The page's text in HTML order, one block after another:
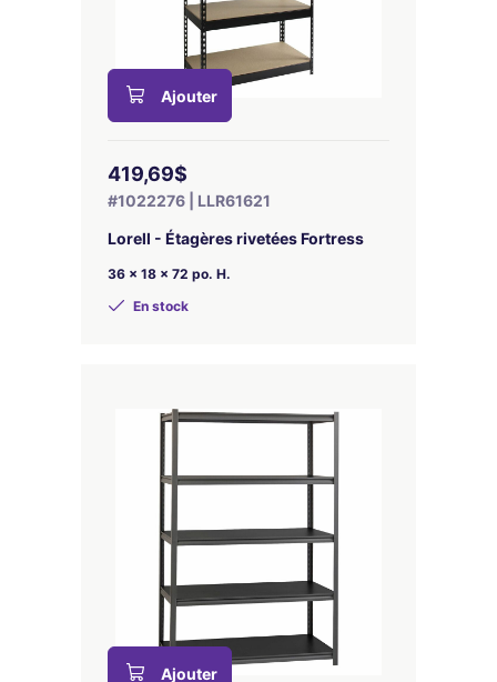
Ajouter
419,69$
#1022276 | LLR61621
Lorell - Étagères rivetées Fortress
36 x 18 x 72 po. H.
En stock
Ajouter